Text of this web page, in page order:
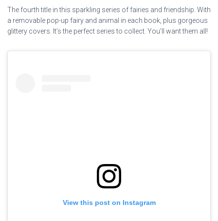
The fourth title in this sparkling series of fairies and friendship. With
a removable pop-up fairy and animal in each book, plus gorgeous
glittery covers. It’s the perfect series to collect. You’ll want them all!
View this post on Instagram